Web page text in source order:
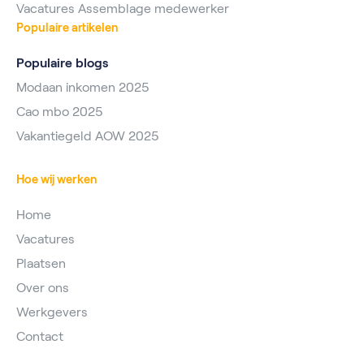
Vacatures Assemblage medewerker
Populaire artikelen
Populaire blogs
Modaan inkomen 2025
Cao mbo 2025
Vakantiegeld AOW 2025
Hoe wij werken
Home
Vacatures
Plaatsen
Over ons
Werkgevers
Contact